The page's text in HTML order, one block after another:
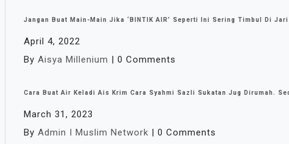
Jangan Buat Main-Main Jika ‘BINTIK AIR’ Seperti Ini Sering Timbul Di
April 4, 2022
By Aisya Millenium 0 Comments
Cara Buat Air Keladi Ais Krim Cara Syahmi Sazli Sukatan Jug Dirumah.
March 31, 2023
By Admin I Muslim Network 0 Comments